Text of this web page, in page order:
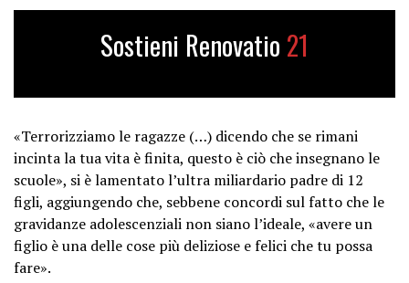
We terrify girls into saying that if
you get pregnant, your life’s over.
This is what schools teach.
And I agree, we should not have…
https://t.co/g8RIZRr6cd
pic.twitter.com/jcdcWAXNvo
— Mario Nawfal (@MarioNawfal)
Sostieni Renovatio 21
«Terrorizziamo le ragazze (…) dicendo che se rimani
incinta la tua vita è finita, questo è ciò che insegnano le
scuole», si è lamentato l’ultra miliardario padre di 12
figli, aggiungendo che, sebbene concordi sul fatto che le
gravidanze adolescenziali non siano l’ideale, «avere un
figlio è una delle cose più deliziose e felici che tu possa
fare».